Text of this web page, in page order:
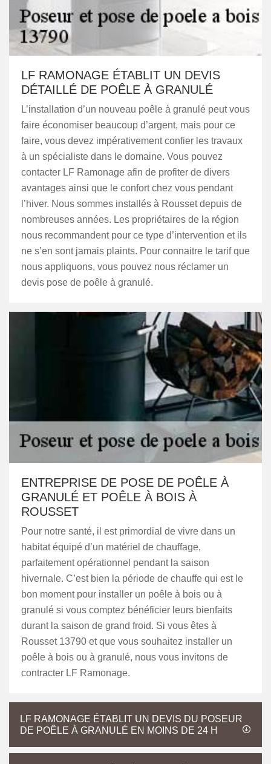
LF RAMONAGE ÉTABLIT UN DEVIS
DÉTAILLÉ DE POÊLE À GRANULÉ
L’installation d’un nouveau poêle à granulé peut vous
faire économiser beaucoup d’argent, mais pour ce
faire, vous devez impérativement confier les travaux
à un spécialiste dans le domaine. Vous pouvez
contacter LF Ramonage afin de profiter de divers
avantages ainsi que le confort chez vous pendant
l’hiver. Nous sommes installés à Rousset depuis de
nombreuses années. Les propriétaires de la région
nous recommandent pour ce type d’intervention et ils
ne s’en sont jamais plaints. Pour connaitre le tarif que
nous appliquons, vous pouvez nous réclamer un
devis pose de poêle à granulé.
ENTREPRISE DE POSE DE POÊLE À
GRANULÉ ET POÊLE À BOIS À
ROUSSET
Pour notre santé, il est primordial de vivre dans un
habitat équipé d’un matériel de chauffage,
parfaitement opérationnel pendant la saison
hivernale. C’est bien la période de chauffe qui est le
bon moment pour installer un poêle à bois ou à
granulé si vous comptez bénéficier leurs bienfaits
durant la saison de grand froid. Si vous êtes à
Rousset 13790 et que vous souhaitez installer un
poêle à bois ou à granulé, nous vous invitons de
contracter LF Ramonage.
LF RAMONAGE ÉTABLIT UN DEVIS DU POSEUR
DE POÊLE À GRANULÉ EN MOINS DE 24 H